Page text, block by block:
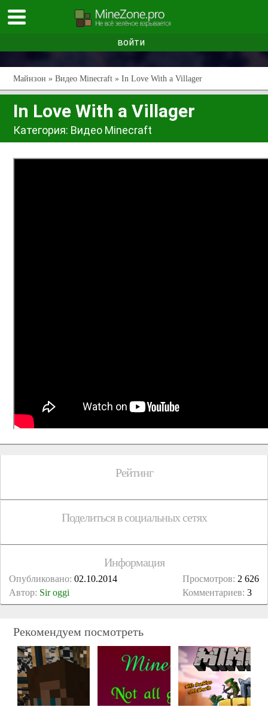
войти
Майнзон » Видео Minecraft » In Love With a Villager
In Love With a Villager
Категория: Видео Minecraft
Рейтинг
Поделиться в социальных сетях
Информация
Просмотров: 2 626
Комментариев: 3
Опубликовано: 02.10.2014
Автор: Sir oggi
Рекомендуем посмотреть